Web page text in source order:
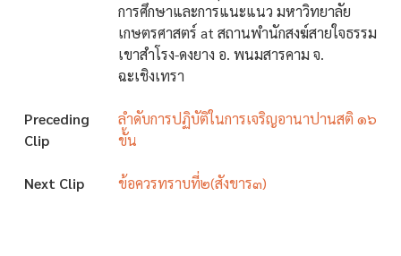
การศึกษาและการแนะแนว มหาวิทยาลัย
เกษตรศาสตร์ at สถานพำนักสงฆ์สายใจธรรม
เขาสำโรง-ดงยาง อ. พนมสารคาม จ.
ฉะเชิงเทรา
Preceding
Clip
ลำดับการปฏิบัติในการเจริญอานาปานสติ ๑๖
ขั้น
Next Clip ข้อควรทราบที่๒(สังขาร๓)